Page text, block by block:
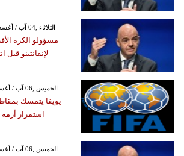
GMT 16:49 2026 الثلاثاء ,04 آب / أغسطس
مسؤولو الكرة
لإنفانتينو قبل
GMT 18:05 2026 الخميس ,06 آب / أغسطس
يويفا يتمسك
استمرار أزمة
GMT 12:47 2026 الخميس ,06 آب / أغسطس